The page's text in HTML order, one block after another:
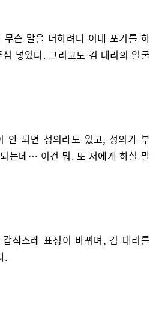
무슨 말을 더하려다 이내 포기를 하
넣었다. 그리고도 김 대리의 얼굴
안 되면 성의라도 있고, 성의가 부
는데… 이건 뭐. 또 저에게 하실 말
작스레 표정이 바뀌며, 김 대리를
.